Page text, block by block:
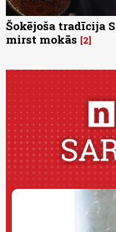
Šokējoša tradīcija
mirst mokās 2